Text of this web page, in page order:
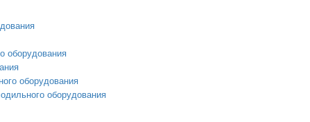
оборудования
оборудования
оборудования